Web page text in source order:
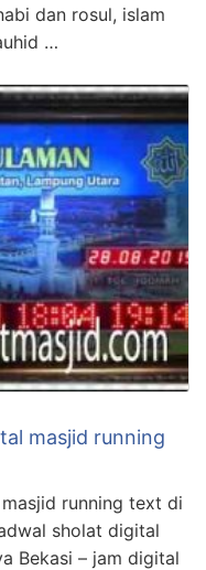
dan rosul, islam
…
masjid running
running text di
sholat digital
Bekasi – jam digital